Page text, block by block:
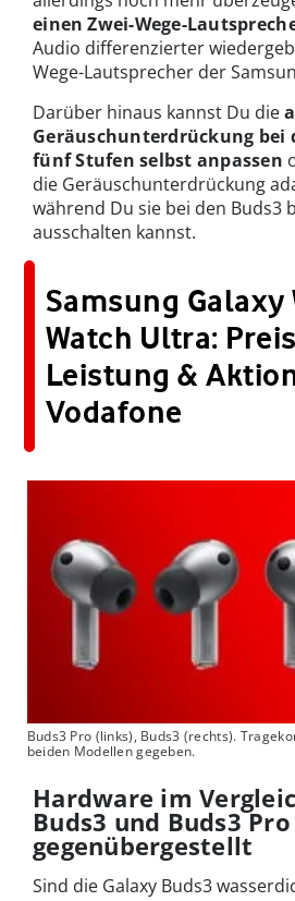
einen Zwei-Wege-
Audio differenzierter
Wege-Lautsprecher der
Darüber hinaus kannst Du die
Geräuschunterdrückung bei
fünf Stufen selbst anpassen
die Geräuschunterdrückung
während Du sie bei den Buds3
ausschalten kannst.
Samsung Galaxy
Watch Ultra:
Leistung &
Vodafone
Buds3 Pro (links), Buds3 (rechts).
beiden Modellen gegeben.
Hardware im
Buds3 und Buds3 Pro
gegenübergestellt
Sind die Galaxy Buds3